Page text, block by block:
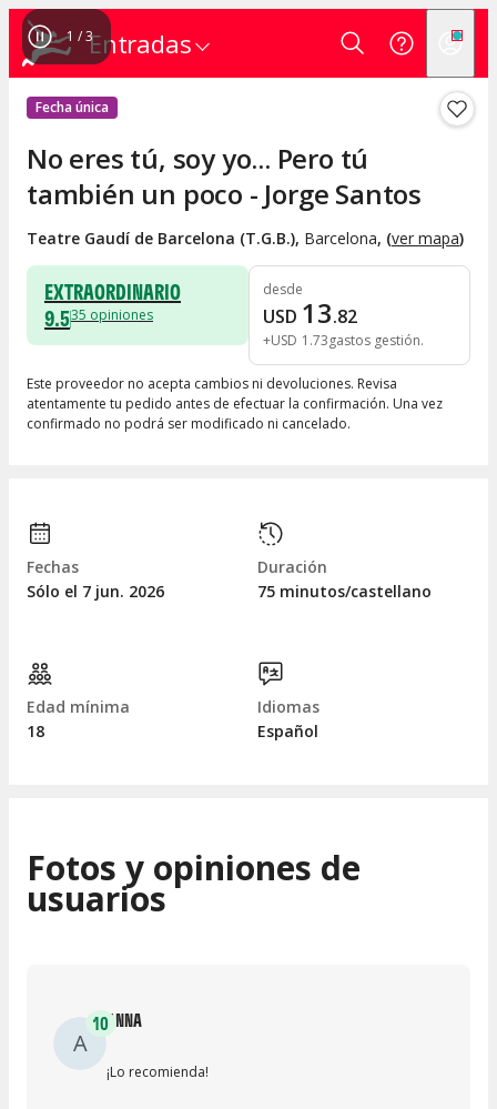
Entradas
1 /3
Fecha única
No eres tú, soy yo... Pero tú
también un poco - Jorge Santos
Teatre Gaudí de Barcelona (T.G.B.), Barcelona, (ver mapa)
EXTRAORDINARIO
9.535 opiniones
desde
USD 13.82
+USD 1 .73gastos gestión
Este proveedor no acepta cambios ni devoluciones. Revisa
atentamente tu pedido antes de efectuar la confirmación. Una vez
confirmado no podrá ser modificado ni cancelado.
Fechas
Sólo el 7 jun. 2026
Duración
75 minutos/castellano
Edad mínima
18
Idiomas
Español
Fotos y opiniones de
usuarios
A
10ANNA
¡Lo recomienda!